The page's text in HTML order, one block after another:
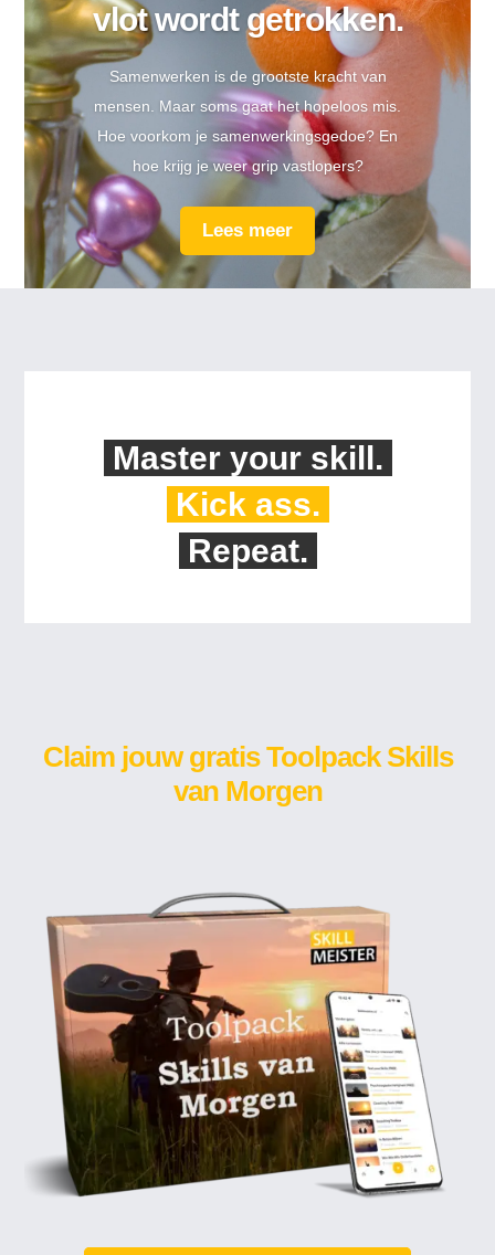
vlot wordt getrokken.
Samenwerken is de grootste kracht van
mensen. Maar soms gaat het hopeloos mis.
Hoe voorkom je samenwerkingsgedoe? En
hoe krijg je weer grip vastlopers?
Lees meer
Master your skill.
Kick ass.
Repeat.
Claim jouw gratis Toolpack Skills
van Morgen